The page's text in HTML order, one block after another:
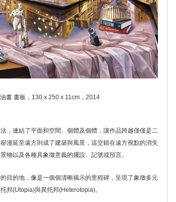
畫 畫板，130 x 250 x 11cm，2014
，連結了平面和空間、個體及個體，讓作品跨越僅僅是二
漫延至遠方則成了建築與風景，這交錯在遠方視點的消失
物以及各種具象徵意義的擺設、記號或預言。
目的地，像是一個個清晰揭示的里程碑，呈現了象徵多元
邦(Utopia)與異托邦(Heterotopia)。